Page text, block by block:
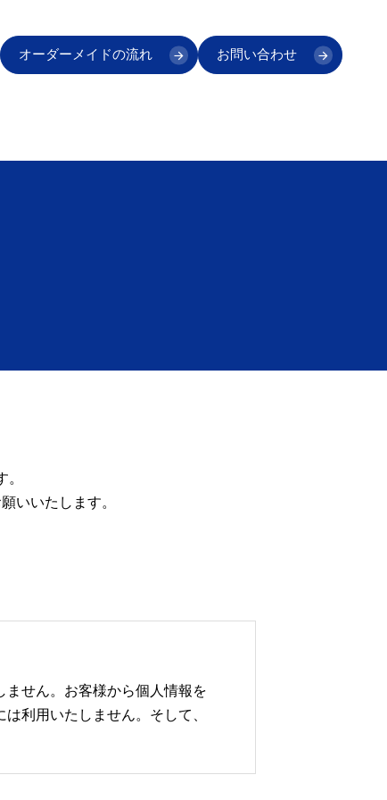
オーダーメイドの流れ お問い合わせ
いいたします。
せん。お客様から個人情報を
利用いたしません。そして、